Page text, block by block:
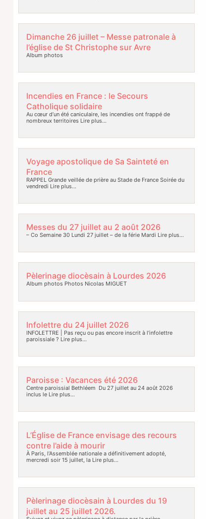
Dimanche 26 juillet – Messe patronale à
l’église de St Christophe sur Avre
Album photos
Incendies en France : le Secours
Catholique solidaire
Au cœur d’un été caniculaire, les incendies ont frappé de
nombreux territoires Lire plus…
Voyage apostolique de Sa Sainteté en
France
RAPPEL Grande veillée de prière au Stade de France Soirée du
vendredi Lire plus…
Messes du 27 juillet au 2 août 2026
– Co Semaine 30 Lundi 27 juillet – de la férie Mardi Lire plus…
Pèlerinage diocèsain à Lourdes 2026
Album photos Photos Nicolas MIGUET
Infolettre du 24 juillet 2026
INFOLETTRE | Pas reçu ou pas encore inscrit à l’infolettre
paroissiale ? Lire plus…
Paroisse : Vacances été 2026
Centre paroissial Bethléem Du 27 juillet au 24 août 2026
inclus leLire plus…
L’Église de France envisage des recours
contre l’aide à mourir
À Paris, l’Assemblée nationale a définitivement adopté,
mercredi soir 15 juillet, laLire plus…
Pèlerinage diocèsain à Lourdes du 19
juillet au 25 juillet 2026.